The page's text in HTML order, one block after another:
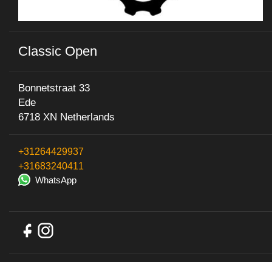
Classic Open
Bonnetstraat 33
Ede
6718 XN Netherlands
+31264429937
+31683240411
WhatsApp